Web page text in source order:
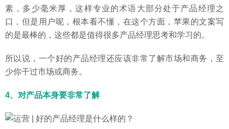
素，多少毫米厚，这样专业的术语大部分处于产品经理之
口，但是用户呢，根本看不懂，在这个方面，苹果的文案写
的是最棒的，这些都是值得很多产品经理思考和学习的。
所以说，一个好的产品经理还应该非常了解市场和商务，至
少你干过市场或商务。
4、对产品本身要非常了解